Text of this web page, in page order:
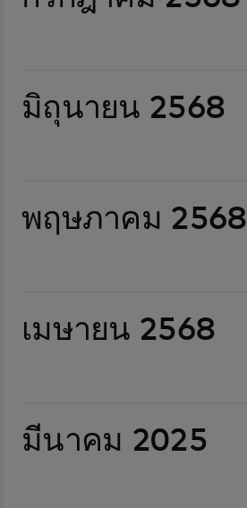
มิถุนายน 2568
พฤษภาคม 2568
เมษายน 2568
มีนาคม 2025